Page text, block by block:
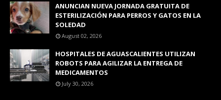
ANUNCIAN NUEVA JORNADA GRATUITA DE
ESTERILIZACIÓN PARA PERROS Y GATOS EN LA
SOLEDAD
August 02, 2026
HOSPITALES DE AGUASCALIENTES UTILIZAN
ROBOTS PARA AGILIZAR LA ENTREGA DE
MEDICAMENTOS
July 30, 2026